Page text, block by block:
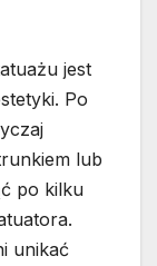
jest
Po
lub
po kilku
unikać